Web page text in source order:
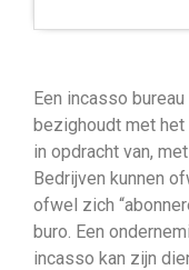
Een incasso
bezighoudt met het
in opdracht van,
Bedrijven kunnen
ofwel zich
buro. Een
incasso kan zijn